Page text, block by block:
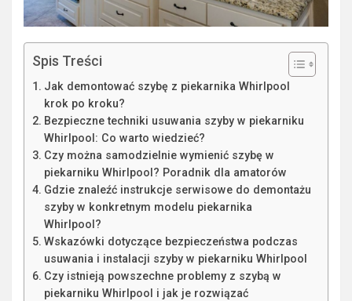
Spis Treści
Jak demontować szybę z piekarnika Whirlpool
krok po kroku?
Bezpieczne techniki usuwania szyby w piekarniku
Whirlpool: Co warto wiedzieć?
Czy można samodzielnie wymienić szybę w
piekarniku Whirlpool? Poradnik dla amatorów
Gdzie znaleźć instrukcje serwisowe do demontażu
szyby w konkretnym modelu piekarnika
Whirlpool?
Wskazówki dotyczące bezpieczeństwa podczas
usuwania i instalacji szyby w piekarniku Whirlpool
Czy istnieją powszechne problemy z szybą w
piekarniku Whirlpool i jak je rozwiązać